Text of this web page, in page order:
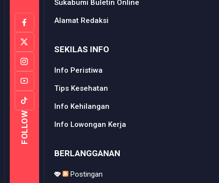
FOLLOW
Sukabumi Buletin Online
Alamat Redaksi
SEKILAS INFO
Info Peristiwa
Tips Kesehatan
Info Kehilangan
Info Lowongan Kerja
BERLANGGANAN
Postingan